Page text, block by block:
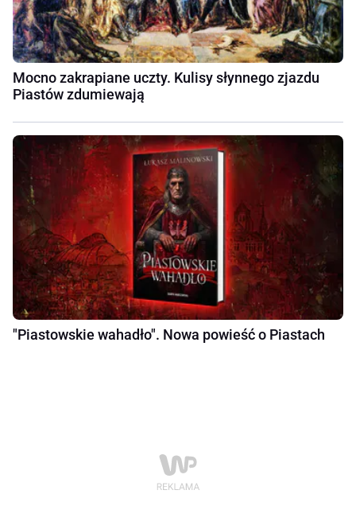
Mocno zakrapiane uczty. Kulisy słynnego zjazdu
Piastów zdumiewają
"Piastowskie wahadło". Nowa powieść o Piastach